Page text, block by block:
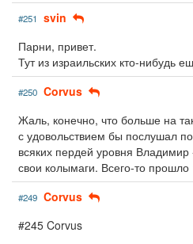
#251 svin
Парни, привет.
Тут из израильских кто-нибудь
#250 Corvus
Жаль, конечно, что больше на
с удовольствием бы послушал
всяких пердей уровня
свои колымаги. Всего-то
#249 Corvus
#245 Corvus